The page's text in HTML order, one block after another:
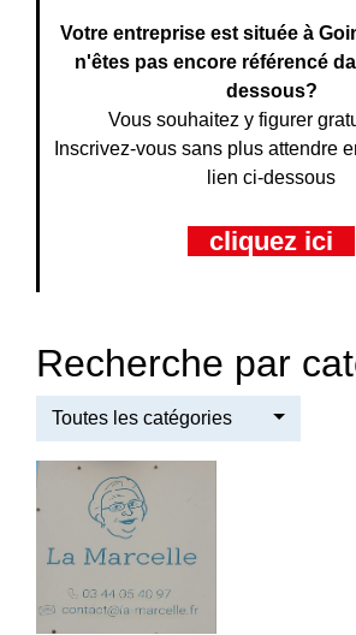
Votre entreprise est située à
n'êtes pas encore référencé
dessous?
Vous souhaitez y figurer
Inscrivez-vous sans plus attendre
lien ci-dessous
cliquez ici
Recherche par
Toutes les catégories